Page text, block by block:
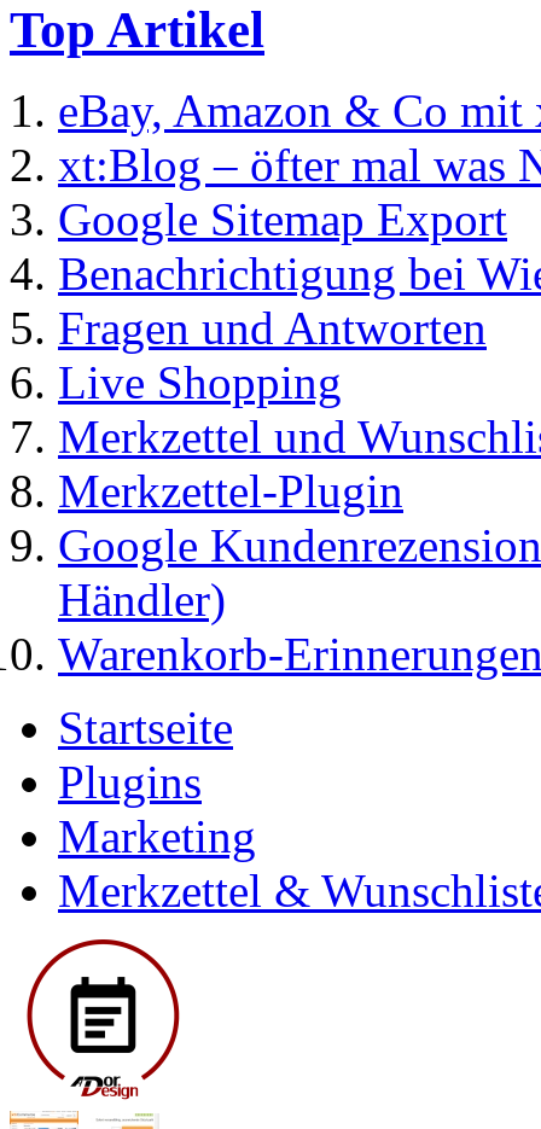
Top Artikel
eBay, Amazon & Co
xt:Blog – öfter mal was
Google Sitemap Export
Benachrichtigung bei
Fragen und Antworten
Live Shopping
Merkzettel und
Merkzettel-Plugin
Google
Händler)
Warenkorb-
Startseite
Plugins
Marketing
Merkzettel &